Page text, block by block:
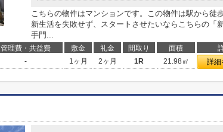
こちらの物件はマンションです。この物件は駅から徒
新生活を失敗せず、スタートさせたいならこちらの「
手門...
管理費・共益費 敷金 礼金 間取り 面積
- 1ヶ月 2ヶ月 1R 21.98㎡ 詳細